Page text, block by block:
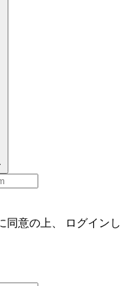
同意の上、 ログインし